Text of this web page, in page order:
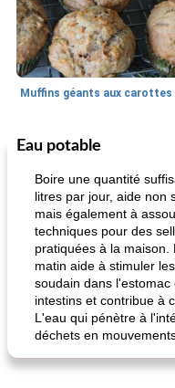
Marques de confiance: recettes et
astuces
fiesta tostadas
Eau potable
Boire une quantité
litres par jour, aide non
mais également à
techniques pour des
pratiquées à la
matin aide à stimuler
soudain dans
intestins et contribue à
L'eau qui pénètre à
déchets en